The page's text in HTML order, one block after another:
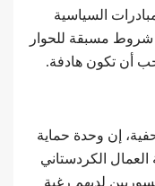
السياسية
شروط مسبقة للحوار
أن تكون هادفة.
إن وحدة حماية
الكردستاني
لديهم رغبة